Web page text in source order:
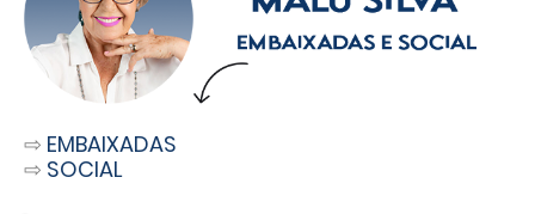
⇨ EMBAIXADAS
⇨ SOCIAL